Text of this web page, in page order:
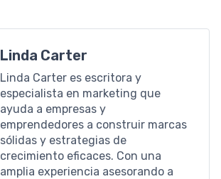
Linda Carter
Linda Carter es escritora y
especialista en marketing que
ayuda a empresas y
emprendedores a construir marcas
sólidas y estrategias de
crecimiento eficaces. Con una
amplia experiencia asesorando a